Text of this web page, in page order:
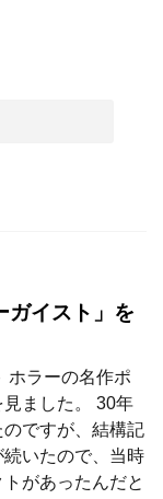
ガイスト」を
ホラーの名作ポ
ました。 30年
ですが、結構記
いたので、当時
があったんだと